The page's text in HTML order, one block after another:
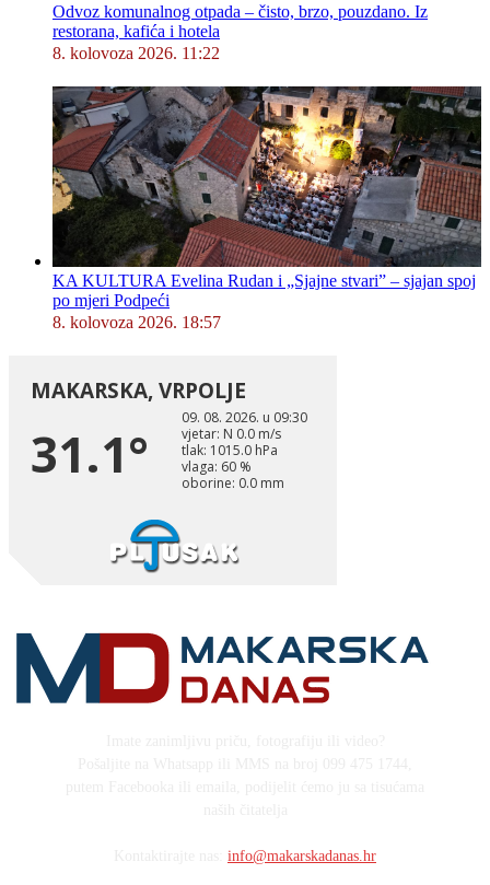
Odvoz komunalnog otpada – čisto, brzo, pouzdano. Iz
restorana, kafića i hotela
8. kolovoza 2026. 11:22
KA KULTURA Evelina Rudan i „Sjajne stvari” – sjajan spoj
po mjeri Podpeći
8. kolovoza 2026. 18:57
info@makarskadanas.hr